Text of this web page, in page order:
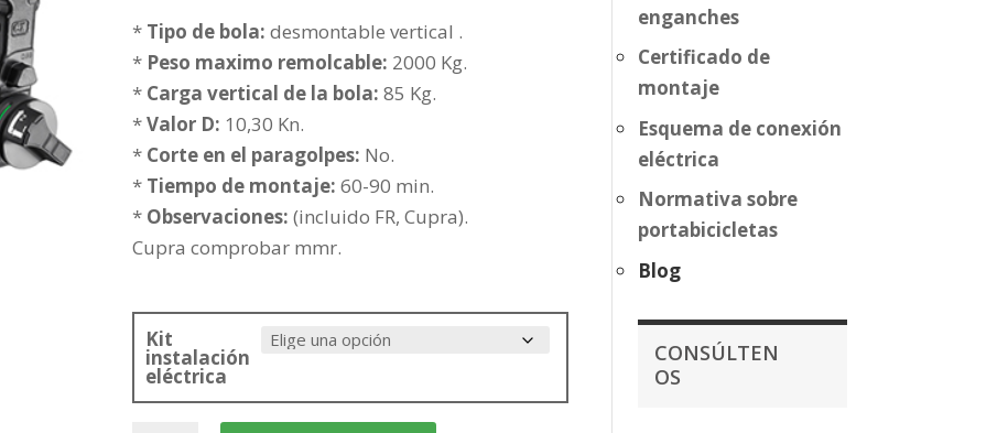
precios:
desde
342,13€
417,63€
* Tipo de bola: desmontable vertical .
* Peso maximo remolcable: 2000 Kg.
* Carga vertical de la bola: 85 Kg.
*Valor D: 10,30 Kn.
* Corte en el paragolpes: No.
* Tiempo de montaje: 60-90 min.
* Observaciones: (incluido FR, Cupra).
Cupra comprobar mmr.
Kit
instalación
eléctrica
enganches
Certificado de
montaje
Esquema de conexión
eléctrica
Normativa sobre
portabicicletas
Blog
CONSÚLTEN
OS